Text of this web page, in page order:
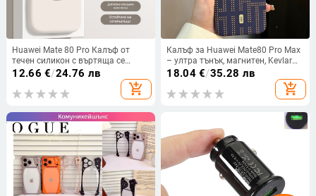
Huawei Mate 80 Pro Калъф от
течен силикон с въртяща се
стойка – удароустойчив, матова
повърхност, анти отпечатъци
12.66 €/24.76 лв
add_shopping_cart
Калъф за Huawei Mate80 Pro Max
– ултра тънък, магнитен, Kevlar
текстура, защита от падане и
18.04€/35.28 лв
add_shopping_cart